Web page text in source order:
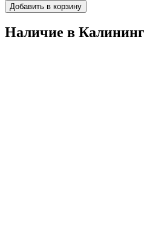
Добавить в корзину
Наличие в